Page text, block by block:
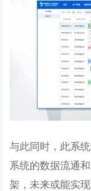
与此同时，此系
系统的数据流通
架，未来或能实